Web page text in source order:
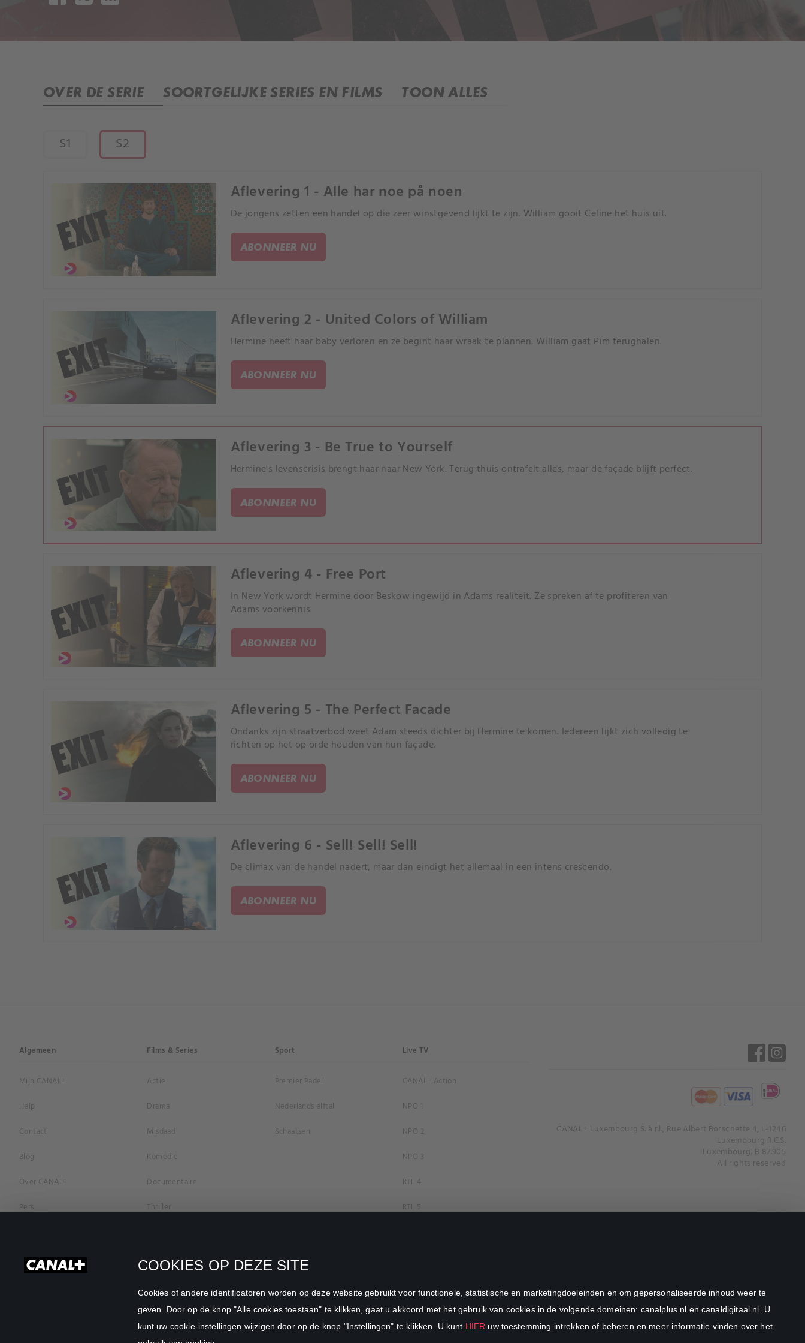
COOKIES OP DEZE SITE
Cookies of andere identificatoren worden op deze website gebruikt voor functionele, statistische en marketingdoeleinden en om gepersonaliseerde inhoud weer te
geven. Door op de knop "Alle cookies toestaan" te klikken, gaat u akkoord met het gebruik van cookies in de volgende domeinen: canalplus.nl en canaldigitaal.nl. U
kunt uw cookie-instellingen wijzigen door op de knop "Instellingen" te klikken. U kunt HIER uw toestemming intrekken of beheren en meer informatie vinden over het
OVER DE SERIE SOORTGELIJKE SERIES EN FILMS TOON ALLES
S1 S2
Aflevering 1 - Alle har noe på noen
De jongens zetten een handel op die zeer winstgevend lijkt te zijn. William gooit Celine het huis uit.
ABONNEER NU
Aflevering 2 - United Colors of William
Hermine heeft haar baby verloren en ze begint haar wraak te plannen. William gaat Pim terughalen.
ABONNEER NU
Aflevering 3 - Be True to Yourself
Hermine's levenscrisis brengt haar naar New York. Terug thuis ontrafelt alles, maar de façade blijft perfect.
ABONNEER NU
Aflevering 4 - Free Port
In New York wordt Hermine door Beskow ingewijd in Adams realiteit. Ze spreken af te profiteren van
Adams voorkennis.
ABONNEER NU
Aflevering 5 - The Perfect Facade
Ondanks zijn straatverbod weet Adam steeds dichter bij Hermine te komen. Iedereen lijkt zich volledig te
richten op het op orde houden van hun façade.
ABONNEER NU
Aflevering 6 - Sell! Sell! Sell!
De climax van de handel nadert, maar dan eindigt het allemaal in een intens crescendo.
ABONNEER NU
Algemeen
Mijn CANAL+
Help
Contact
Blog
Over CANAL+
Pers
Privacybeleid
Films & Series
Actie
Drama
Misdaad
Komedie
Documentaire
Thriller
Romantiek
Familie
Sport
Sport
Premier Padel
Nederlands elftal
Schaatsen
Live TV
CANAL+ Action
NPO 1
NPO 2
NPO 3
RTL 4
RTL 5
SBS6
Net5
CANAL+ Luxembourg S. à r.l., Rue Albert Borschette 4, L-1246
Luxembourg R.C.S.
Luxembourg: B 87.905
All rights reserved